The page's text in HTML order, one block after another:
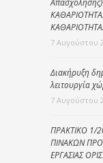
7 Αυγούστου
Διακήρυξη
λειτουργία
7 Αυγούστου
ΠΡΑΚΤΙΚΟ 1/
ΠΙΝΑΚΩΝ
ΕΡΓΑΣΙΑΣ